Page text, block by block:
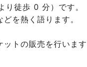
徒歩 0 分）です。
を熱く語ります。
トの販売を行います